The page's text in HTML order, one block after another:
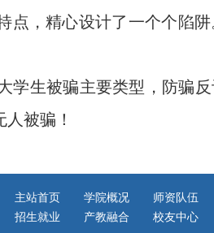
点，精心设计了一个个陷
生被骗主要类型，防骗反
被骗！
主站首页 学院概况 师资队伍
招生就业
产教融合 校友中心